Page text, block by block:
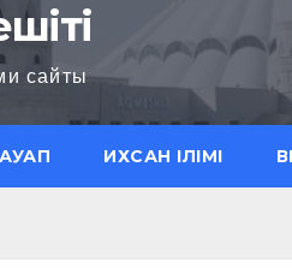
сайты
ИХСАН ІЛІМІ